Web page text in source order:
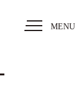
MENU